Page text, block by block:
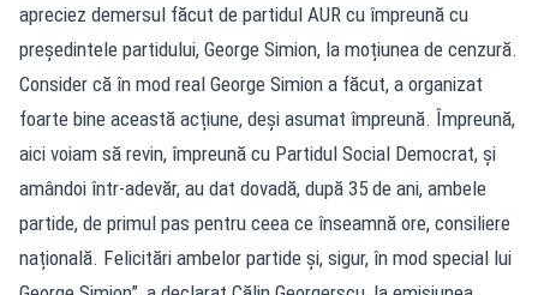
apreciez demersul făcut de partidul AUR cu împreună cu
președintele partidului, George Simion, la moțiunea de cenzură.
Consider că în mod real George Simion a făcut, a organizat
foarte bine această acțiune, deși asumat împreună. Împreună,
aici voiam să revin, împreună cu Partidul Social Democrat, și
amândoi într-adevăr, au dat dovadă, după 35 de ani, ambele
partide, de primul pas pentru ceea ce înseamnă ore, consiliere
națională. Felicitări ambelor partide și, sigur, în mod special lui